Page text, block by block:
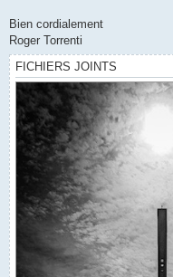
Bien cordialement
Roger Torrenti
FICHIERS JOINTS